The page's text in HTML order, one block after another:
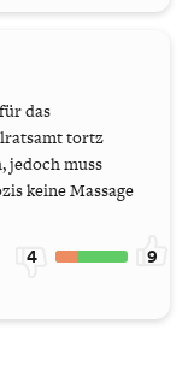
das
tortz
jedoch muss
keine Massage
4 9